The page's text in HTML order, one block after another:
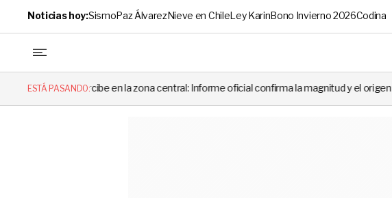
Noticias hoy:SismoPaz ÁlvarezNieve en ChileLey KarinBono Invierno 2026Codina
ESTÁ PASANDO:
en la zona central: Informe oficial confirma la magnitud y el origen del temblor